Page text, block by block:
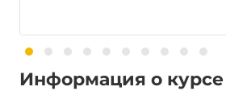
Информация о курсе